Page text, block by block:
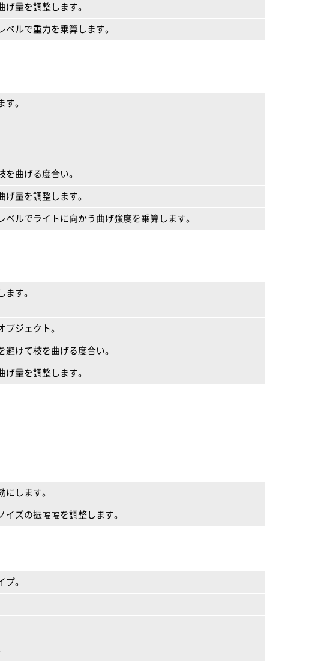
量を調整します。
ベルで重力を乗算します。
。
を曲げる度合い。
量を調整します。
ベルでライトに向かう曲げ強度を乗算します。
す。
ジェクト。
避けて枝を曲げる度合い。
量を調整します。
にします。
イズの振幅幅を調整します。
。